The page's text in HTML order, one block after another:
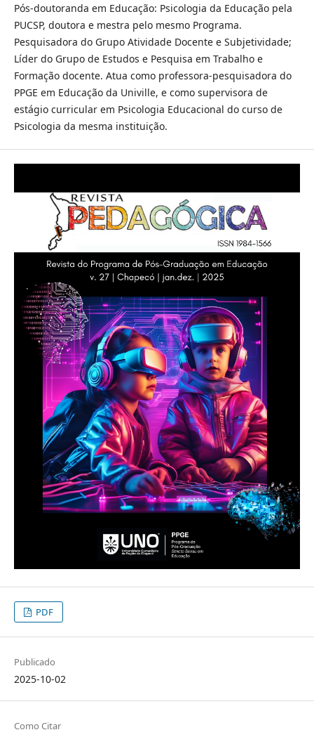
Pós-doutoranda em Educação: Psicologia da Educação pela
PUCSP, doutora e mestra pelo mesmo Programa.
Pesquisadora do Grupo Atividade Docente e Subjetividade;
Líder do Grupo de Estudos e Pesquisa em Trabalho e
Formação docente. Atua como professora-pesquisadora do
PPGE em Educação da Univille, e como supervisora de
estágio curricular em Psicologia Educacional do curso de
Psicologia da mesma instituição.
PDF
Publicado
2025-10-02
Como Citar